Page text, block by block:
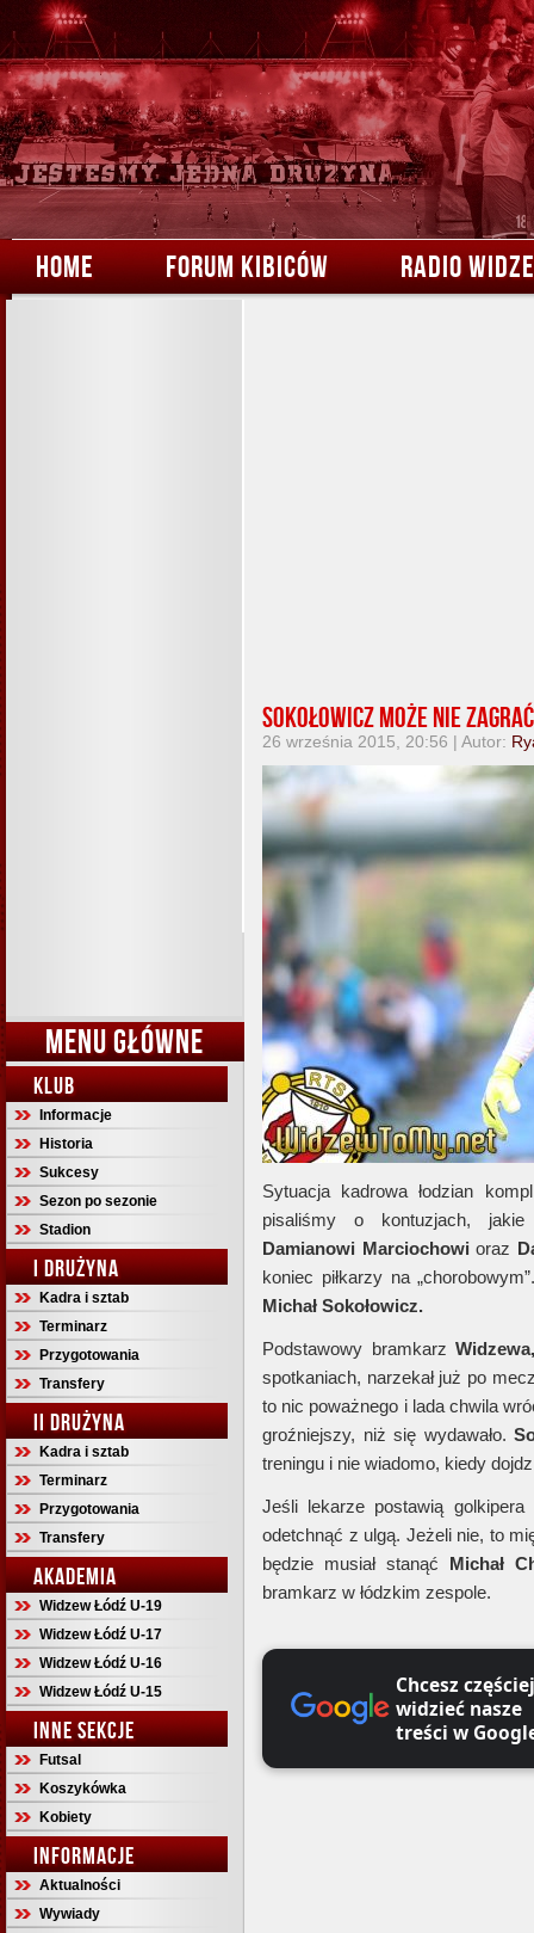
HOME FORUM KIBICÓW RADIO
MENU GŁÓWNE
KLUB
Informacje
Historia
Sukcesy
Sezon po sezonie
Stadion
I DRUŻYNA
Kadra i sztab
Terminarz
Przygotowania
Transfery
II DRUŻYNA
Kadra i sztab
Terminarz
Przygotowania
Transfery
AKADEMIA
Widzew Łódź U-19
Widzew Łódź U-17
Widzew Łódź U-16
Widzew Łódź U-15
INNE SEKCJE
Futsal
Koszykówka
Kobiety
INFORMACJE
Aktualności
Wywiady
Sokołowicz może nie
26 września 2015, 20:56 | Autor:
Sytuacja kadrowa łodzian
pisaliśmy o kontuzjach,
Damianowi Marciochowi oraz
koniec piłkarzy na
Michał Sokołowicz.
Podstawowy bramkarz
spotkaniach, narzekał już po
to nic poważnego i lada chwila
groźniejszy, niż się wydawało.
treningu i nie wiadomo, kiedy
Jeśli lekarze postawią
odetchnąć z ulgą. Jeżeli nie, to
będzie musiał stanąć Michał
bramkarz w łódzkim zespole.
Chcesz częściej
widzieć nasze
treści w